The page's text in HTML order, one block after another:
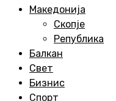
Македонија
Скопје
Република
Балкан
Свет
Бизнис
Спорт